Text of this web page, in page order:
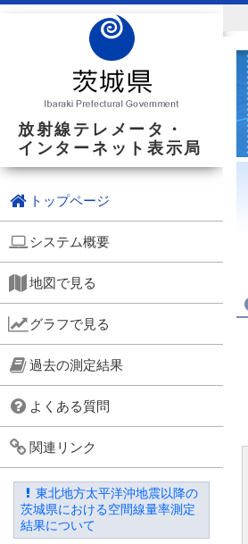
放射線テレメータ・
インターネット表示局
トップページ
システム概要
地図で見る
グラフで見る
過去の測定結果
よくある質問
関連リンク
東北地方太平洋沖地震以降の
茨城県における空間線量率測定
結果について